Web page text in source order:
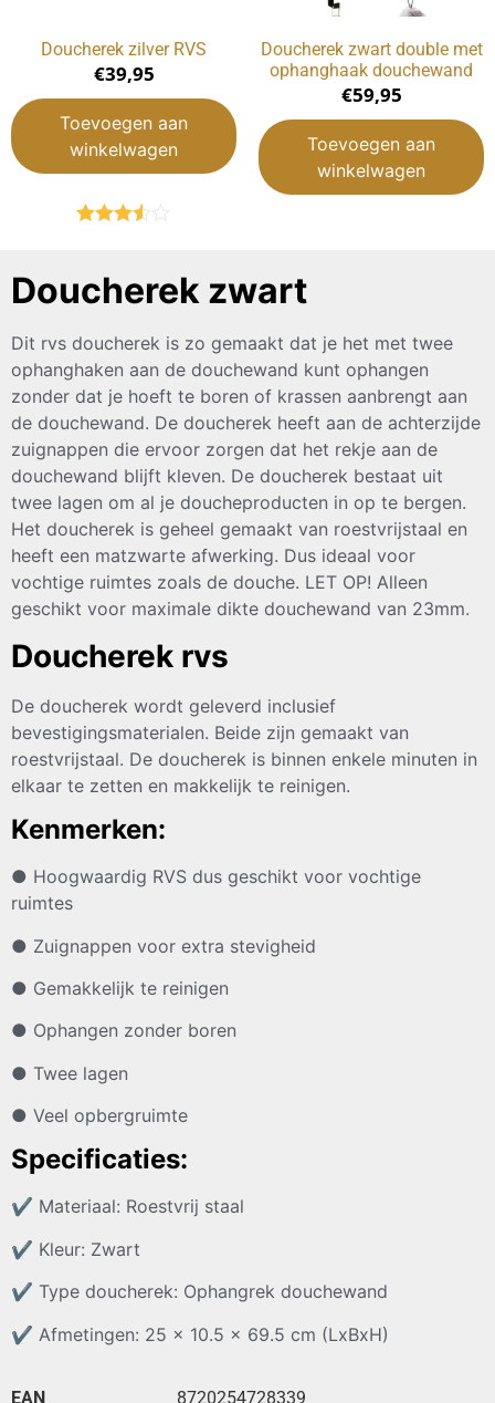
Doucherek zilver RVS
€39,95
Toevoegen aan
winkelwagen
5
Doucherek zwart double met
ophanghaak douchewand
€59,95
Toevoegen aan
winkelwagen
Doucherek zwart
Dit rvs doucherek is zo gemaakt dat je het met twee
ophanghaken aan de douchewand kunt ophangen
zonder dat je hoeft te boren of krassen aanbrengt aan
de douchewand. De doucherek heeft aan de achterzijde
zuignappen die ervoor zorgen dat het rekje aan de
douchewand blijft kleven. De doucherek bestaat uit
twee lagen om al je doucheproducten in op te bergen.
Het doucherek is geheel gemaakt van roestvrijstaal en
heeft een matzwarte afwerking. Dus ideaal voor
vochtige ruimtes zoals de douche. LET OP! Alleen
geschikt voor maximale dikte douchewand van 23mm.
Doucherek rvs
De doucherek wordt geleverd inclusief
bevestigingsmaterialen. Beide zijn gemaakt van
roestvrijstaal. De doucherek is binnen enkele minuten in
elkaar te zetten en makkelijk te reinigen.
Kenmerken:
● Hoogwaardig RVS dus geschikt voor vochtige
ruimtes
● Zuignappen voor extra stevigheid
● Gemakkelijk te reinigen
● Ophangen zonder boren
● Twee lagen
● Veel opbergruimte
Specificaties:
✔ Materiaal: Roestvrij staal
✔ Kleur: Zwart
✔ Type doucherek: Ophangrek douchewand
✔ Afmetingen: 25 x 10.5 x 69.5 cm (LxBxH)
EAN 8720254728339